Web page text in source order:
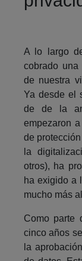
A lo largo
cobrado
de nuestra
Ya desde el
de de la
empezaron
de
la
otros), ha
ha exigido a
mucho más
Como parte
cinco años
la